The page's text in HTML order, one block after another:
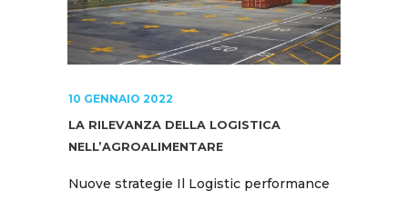
10 GENNAIO 2022
LA RILEVANZA DELLA LOGISTICA
NELL’AGROALIMENTARE
Nuove strategie Il Logistic performance